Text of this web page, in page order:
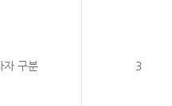
자 구분 3